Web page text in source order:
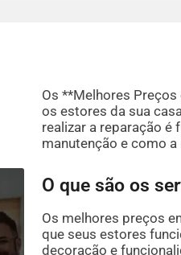
Os **Melhores
os estores da sua
realizar a reparação é
manutenção e como
O que são os
Os melhores preços
que seus estores
decoração e